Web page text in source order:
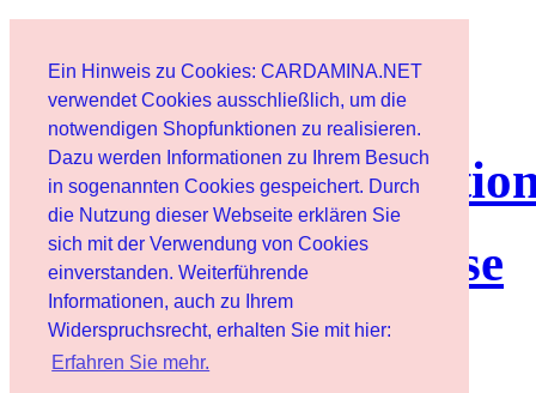
Ein Hinweis zu Cookies: CARDAMINA.NET
verwendet Cookies ausschließlich, um die
notwendigen Shopfunktionen zu realisieren.
Dazu werden Informationen zu Ihrem Besuch
in sogenannten Cookies gespeichert. Durch
die Nutzung dieser Webseite erklären Sie
sich mit der Verwendung von Cookies
einverstanden. Weiterführende
Informationen, auch zu Ihrem
Widerspruchsrecht, erhalten Sie mit hier:
Erfahren Sie mehr.
Client
lettre
Nutzungshinweise
Service